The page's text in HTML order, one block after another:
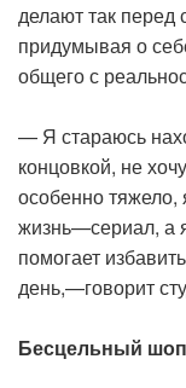
делают так
придумывая о
общего с
— Я стараюсь
концовкой, не
особенно
жизнь—сериал, а
помогает
день,—говорит
Бесцельный